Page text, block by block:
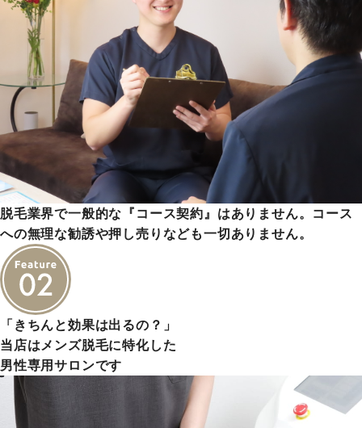
脱毛業界で一般的な『コース契約』はありません。コース
への無理な勧誘や押し売りなども一切ありません。
「きちんと効果は出るの？」
当店はメンズ脱毛に特化した
男性専用サロンです